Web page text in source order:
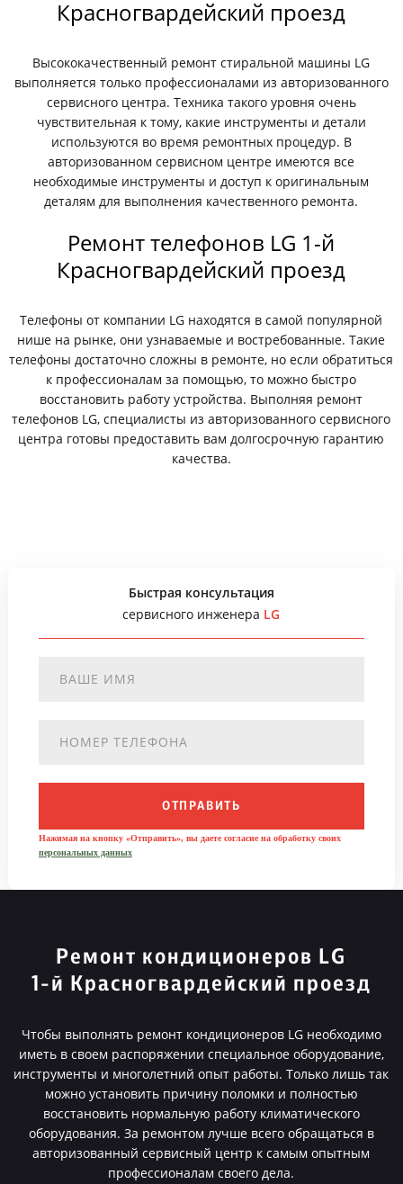
Красногвардейский проезд
Высококачественный ремонт стиральной машины LG
выполняется только профессионалами из авторизованного
сервисного центра. Техника такого уровня очень
чувствительная к тому, какие инструменты и детали
используются во время ремонтных процедур. В
авторизованном сервисном центре имеются все
необходимые инструменты и доступ к оригинальным
деталям для выполнения качественного ремонта.
Ремонт телефонов LG 1-й
Красногвардейский проезд
Телефоны от компании LG находятся в самой популярной
нише на рынке, они узнаваемые и востребованные. Такие
телефоны достаточно сложны в ремонте, но если обратиться
к профессионалам за помощью, то можно быстро
восстановить работу устройства. Выполняя ремонт
телефонов LG, специалисты из авторизованного сервисного
центра готовы предоставить вам долгосрочную гарантию
качества.
Быстрая консультация
сервисного инженера LG
ОТПРАВИТЬ
Нажимая на кнопку «Отправить», вы даете согласие на обработку своих
персональных данных
Ремонт кондиционеров LG
1-й Красногвардейский проезд
Чтобы выполнять ремонт кондиционеров LG необходимо
иметь в своем распоряжении специальное оборудование,
инструменты и многолетний опыт работы. Только лишь так
можно установить причину поломки и полностью
восстановить нормальную работу климатического
оборудования. За ремонтом лучше всего обращаться в
авторизованный сервисный центр к самым опытным
профессионалам своего дела.